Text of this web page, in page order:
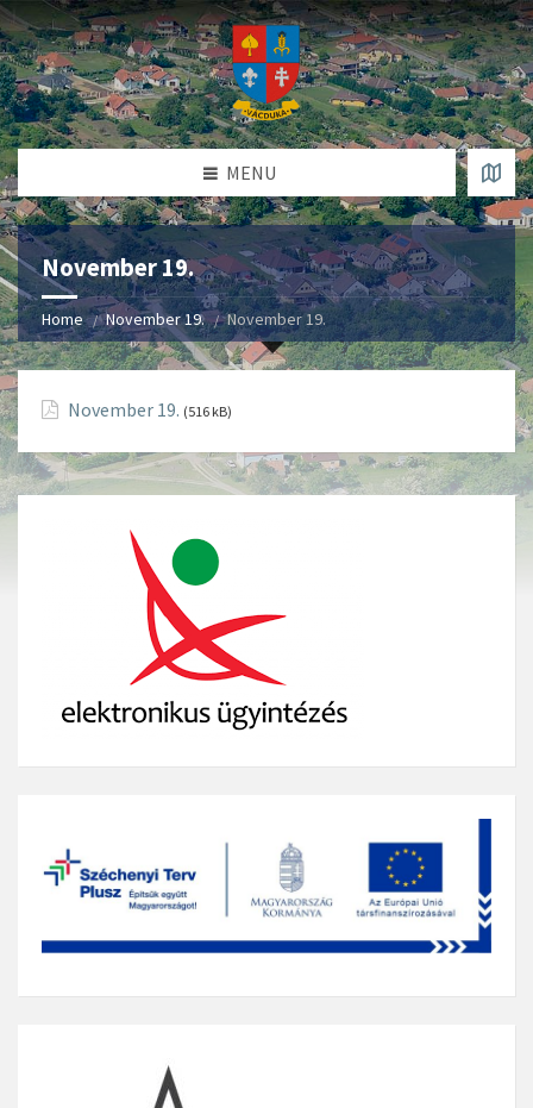
MENU
November 19.
Home November 19. November 19.
November 19. (516 kB)